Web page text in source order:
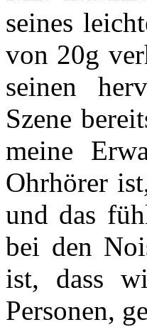
seines
von 20g
seinen
Szene
meine
Ohrhörer
und das
bei den
ist, dass
Personen,